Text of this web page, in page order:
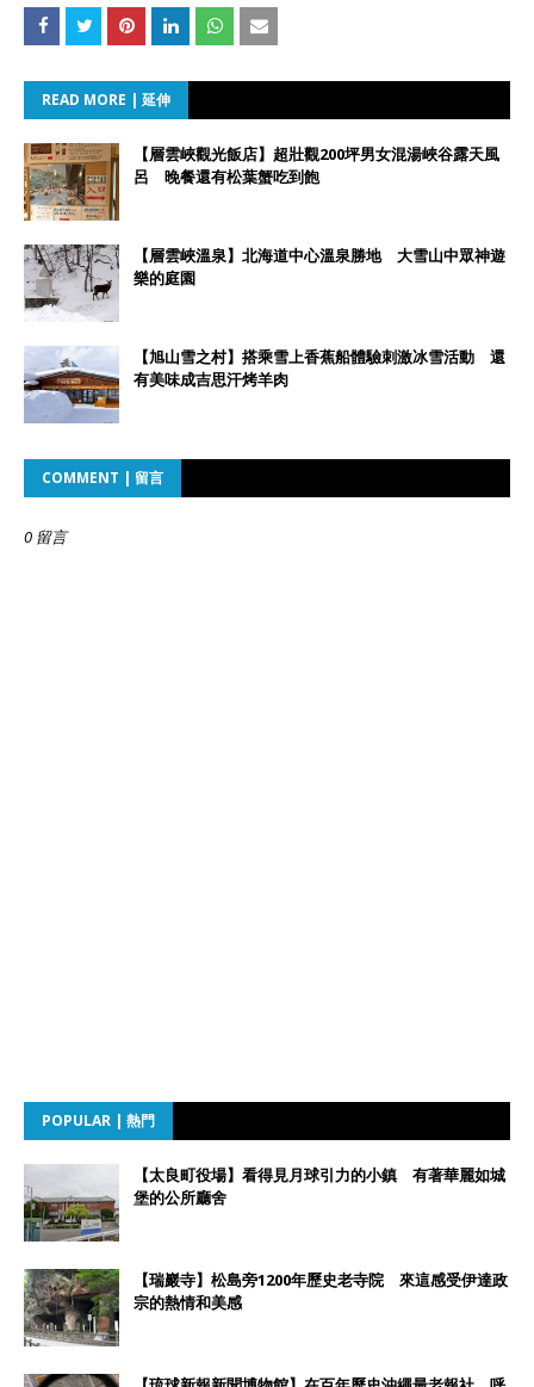
READ MORE | 延伸
【層雲峽觀光飯店】超壯觀200坪男女混湯峽谷露天風
呂 晚餐還有松葉蟹吃到飽
【層雲峽溫泉】北海道中心溫泉勝地 大雪山中眾神遊
樂的庭園
【旭山雪之村】搭乘雪上香蕉船體驗刺激冰雪活動 還
有美味成吉思汗烤羊肉
COMMENT | 留言
0 留言
POPULAR | 熱門
【太良町役場】看得見月球引力的小鎮 有著華麗如城
堡的公所廳舍
【瑞巖寺】松島旁1200年歷史老寺院 來這感受伊達政
宗的熱情和美感